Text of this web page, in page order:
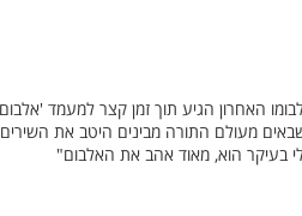
האחרון הגיע תוך זמן קצר למעמד
מעולם התורה מבינים היטב את השירים
בעיקר הוא, מאוד אהב את האלבום"